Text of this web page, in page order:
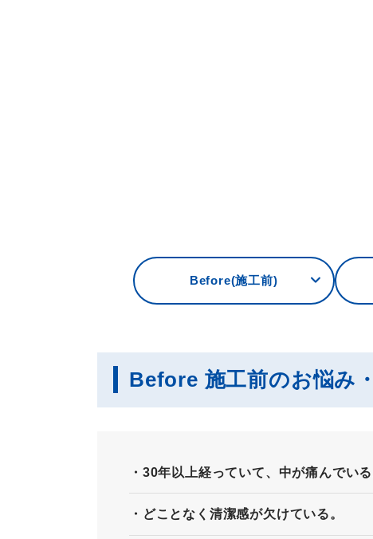
Before(施工前)
Before 施工前のお悩み
30年以上経っていて、中が痛んでいる
どことなく清潔感が欠けている。